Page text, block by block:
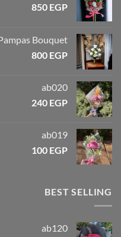
850 EGP
Bouquet
800 EGP
ab020
240 EGP
ab019
100 EGP
BEST SELLING
ab120